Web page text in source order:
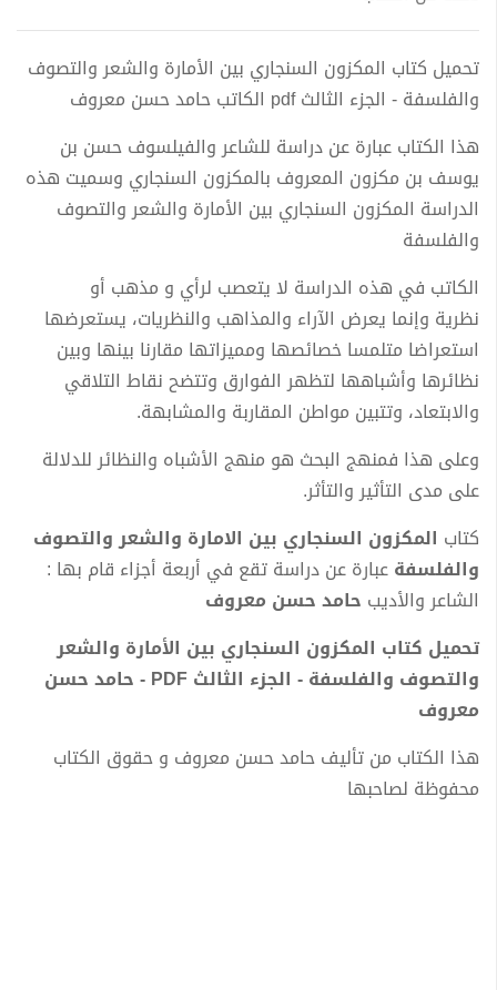
تحميل كتاب المكزون السنجاري بين الأمارة والشعر والتصوف
والفلسفة - الجزء الثالث pdf الكاتب حامد حسن معروف
هذا الكتاب عبارة عن دراسة للشاعر والفيلسوف حسن بن
يوسف بن مكزون المعروف بالمكزون السنجاري وسميت هذه
الدراسة المكزون السنجاري بين الأمارة والشعر والتصوف
والفلسفة
الكاتب في هذه الدراسة لا يتعصب لرأي و مذهب أو
نظرية وإنما يعرض الآراء والمذاهب والنظريات، يستعرضها
استعراضا متلمسا خصائصها ومميزاتها مقارنا بينها وبين
نظائرها وأشباهها لتظهر الفوارق وتتضح نقاط التلاقي
والابتعاد، وتتبين مواطن المقاربة والمشابهة.
وعلى هذا فمنهج البحث هو منهج الأشباه والنظائر للدلالة
على مدى التأثير والتأثر.
كتاب المكزون السنجاري بين الامارة والشعر والتصوف
والفلسفةعبارة عن دراسة تقع في أربعة أجزاء قام بها :
الشاعر والأديب حامد حسن معروف
تحميل كتاب المكزون السنجاري بين الأمارة والشعر
والتصوف والفلسفة - الجزء الثالث PDF - حامد حسن
معروف
هذا الكتاب من تأليف حامد حسن معروف و حقوق الكتاب
محفوظة لصاحبها